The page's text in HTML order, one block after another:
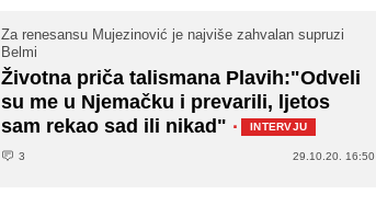
Za renesansu Mujezinović je najviše zahvalan supruzi
Belmi
Životna priča talismana Plavih:"Odveli
su me u Njemačku i prevarili, ljetos
sam rekao sad ili nikad" · INTERVJU
3 29.10.20. 16:50